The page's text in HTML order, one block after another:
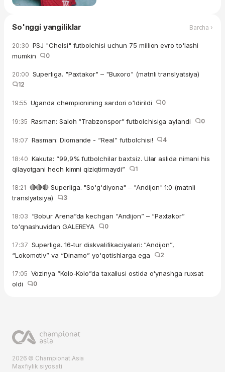
So'nggi yangiliklar Barcha ›
20:30 PSJ "Chelsi" futbolchisi uchun 75 million evro to'lashi
mumkin
0
20:00 Superliga. "Paxtakor" – "Buxoro" (matnli translyatsiya)
12
19:55 Uganda chempionining sardori o'ldirildi 0
19:35 Rasman: Saloh “Trabzonspor” futbolchisiga aylandi 0
19:07 Rasman: Diomande - “Real” futbolchisi! 4
18:40 Kakuta: “99,9% futbolchilar baxtsiz. Ular aslida nimani his
qilayotgani hech kimni qiziqtirmaydi”
1
18:21 🔴🔴🔴 Superliga. "So'g'diyona" – "Andijon" 1:0 (matnli
translyatsiya)
3
18:03 “Bobur Arena”da kechgan “Andijon” – “Paxtakor”
to'qnashuvidan GALEREYA
0
17:37 Superliga. 16-tur diskvalifikaciyalari: “Andijon”,
“Lokomotiv” va “Dinamo” yo'qotishlarga ega
2
17:05 Vozinya “Kolo-Kolo”da taxallusi ostida o'ynashga ruxsat
oldi
0
2026 © Championat.Asia
Maxfiylik siyosati